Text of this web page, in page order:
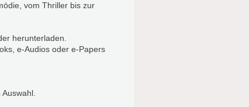
vom Thriller bis zur
herunterladen.
e-Audios oder e-Papers